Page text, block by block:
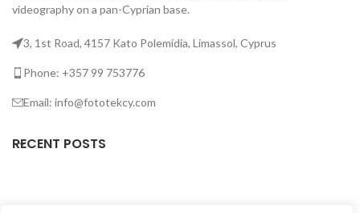
videography on a pan-Cyprian base.
3, 1st Road, 4157 Kato Polemidia, Limassol, Cyprus
Phone: +357 99 753776
Email: info@fototekcy.com
RECENT POSTS